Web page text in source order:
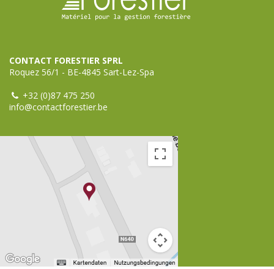
CONTACT FORESTIER SPRL
Roquez 56/1 - BE-4845 Sart-Lez-Spa
+32 (0)87 475 250
info@contactforestier.be